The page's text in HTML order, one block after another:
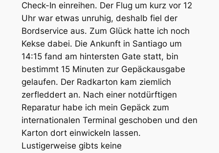
Check-In einreihen. Der Flug um kurz vor 12
Uhr war etwas unruhig, deshalb fiel der
Bordservice aus. Zum Glück hatte ich noch
Kekse dabei. Die Ankunft in Santiago um
14:15 fand am hintersten Gate statt, bin
bestimmt 15 Minuten zur Gepäckausgabe
gelaufen. Der Radkarton kam ziemlich
zerfleddert an. Nach einer notdürftigen
Reparatur habe ich mein Gepäck zum
internationalen Terminal geschoben und den
Karton dort einwickeln lassen.
Lustigerweise gibts keine